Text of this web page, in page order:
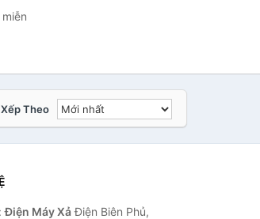
Xếp Theo
Điện Máy XảĐiện Biên Phủ,